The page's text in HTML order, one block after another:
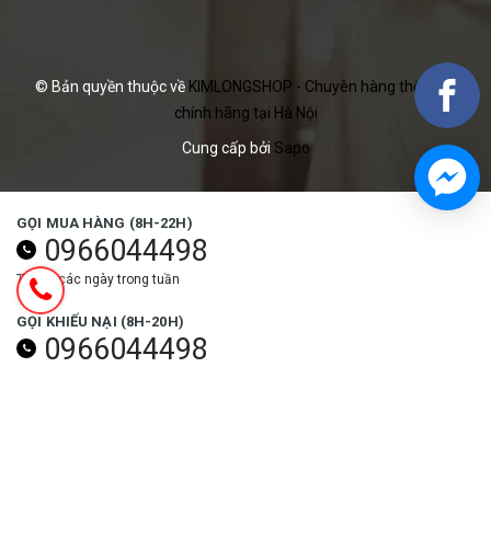
© Bản quyền thuộc về KIMLONGSHOP - Chuyên hàng thể thao
chính hãng tại Hà Nội
Cung cấp bởi Sapo
GỌI MUA HÀNG (8H-22H)
0966044498
Tất cả các ngày trong tuần
GỌI KHIẾU NẠI (8H-20H)
0966044498